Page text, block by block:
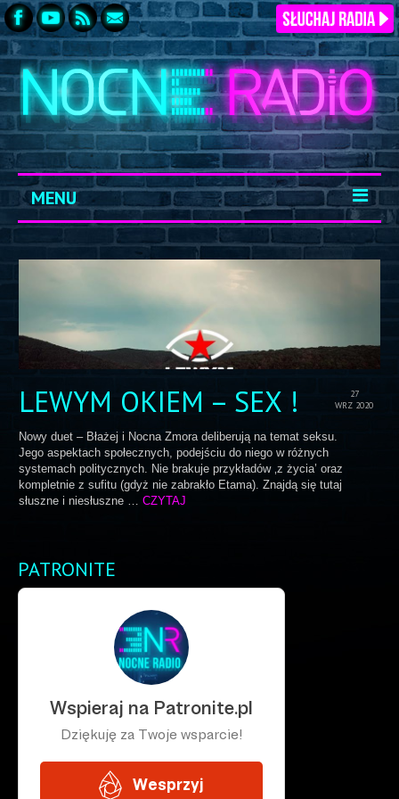
MENU
START
ARCHIWUM
KONTAKT
LOGOWANIE
27
WRZ 2020
LEWYM OKIEM – SEX !
Nowy duet – Błażej i Nocna Zmora deliberują na temat seksu.
Jego aspektach społecznych, podejściu do niego w różnych
systemach politycznych. Nie brakuje przykładów ‚z życia’ oraz
kompletnie z sufitu (gdyż nie zabrakło Etama). Znajdą się tutaj
słuszne i niesłuszne … CZYTAJ
PATRONITE